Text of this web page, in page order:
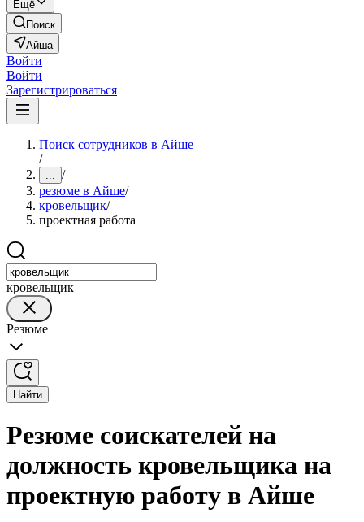
Ещё
Поиск
Айша
Войти
Войти
Зарегистрироваться
Поиск сотрудников в Айше
/
... /
резюме в Айше/
кровельщик/
проектная работа
кровельщик
Резюме
Найти
Резюме соискателей на
должность кровельщика на
проектную работу в Айше